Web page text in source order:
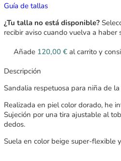
Guía de tallas
¿Tu talla no está disponible?
recibir aviso cuando vuelva a haber
Añade 120,00 € al carrito y
Descripción
Sandalia respetuosa para niña de
Realizada en piel color dorado, he
Sujeción por una tira ajustable al
dedos.
Suela en color beige super-flexible